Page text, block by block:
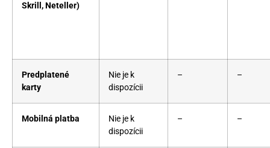
Skrill, Neteller)
Predplatené
karty
Nie je k
dispozícii
– –
Mobilná platba
Nie je k
dispozícii
– –